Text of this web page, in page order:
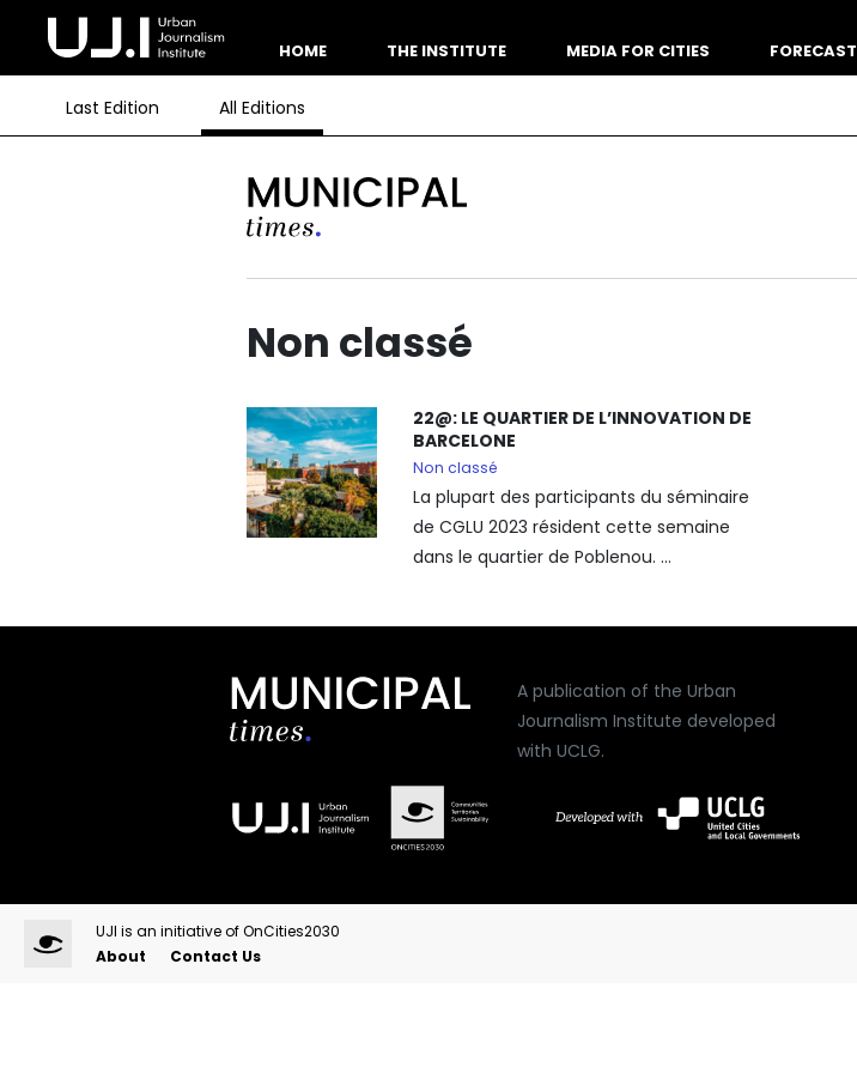
HOME THE INSTITUTE MEDIA FOR CITIES FORECAST
Last Edition All Editions
Non classé
22@: LE QUARTIER DE L’INNOVATION DE
BARCELONE
Non classé
La plupart des participants du séminaire
de CGLU 2023 résident cette semaine
dans le quartier de Poblenou. ...
A publication of the Urban
Journalism Institute developed
with UCLG.
UJI is an initiative of OnCities2030
About
Contact Us